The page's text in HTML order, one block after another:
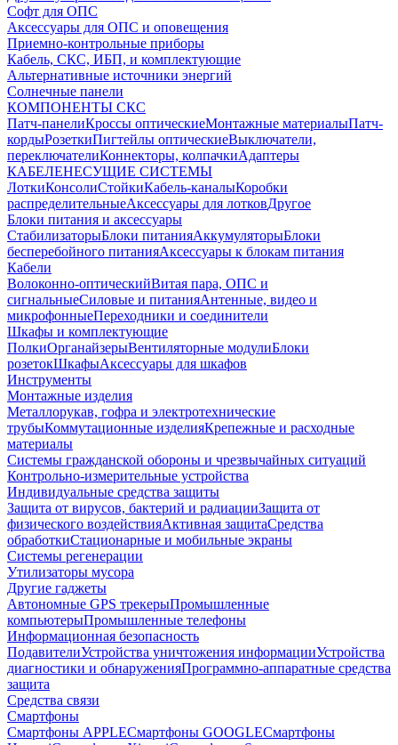
Софт для ОПС
Аксессуары для ОПС и оповещения
Приемно-контрольные приборы
Кабель, СКС, ИБП, и комплектующие
Альтернативные источники энергий
Солнечные панели
КОМПОНЕНТЫ СКС
Патч-панелиКроссы оптическиеМонтажные материалыПатч-
кордыРозеткиПигтейлы оптическиеВыключатели,
переключателиКоннекторы, колпачкиАдаптеры
КАБЕЛЕНЕСУЩИЕ СИСТЕМЫ
ЛоткиКонсолиСтойкиКабель-каналыКоробки
распределительныеАксессуары для лотковДругое
Блоки питания и аксессуары
СтабилизаторыБлоки питанияАккумуляторыБлоки
бесперебойного питанияАксессуары к блокам питания
Кабели
Волоконно-оптическийВитая пара, ОПС и
сигнальныеСиловые и питанияАнтенные, видео и
микрофонныеПереходники и соединители
Шкафы и комплектующие
ПолкиОрганайзерыВентиляторные модулиБлоки
розетокШкафыАксессуары для шкафов
Инструменты
Монтажные изделия
Металлорукав, гофра и электротехнические
трубыКоммутационные изделияКрепежные и расходные
материалы
Системы гражданской обороны и чрезвычайных ситуаций
Контрольно-измерительные устройства
Индивидуальные средства защиты
Защита от вирусов, бактерий и радиацииЗащита от
физического воздействияАктивная защитаСредства
обработкиСтационарные и мобильные экраны
Системы регенерации
Утилизаторы мусора
Другие гаджеты
Автономные GPS трекерыПромышленные
компьютерыПромышленные телефоны
Информационная безопасность
ПодавителиУстройства уничтожения информацииУстройства
диагностики и обнаруженияПрограммно-аппаратные средства
защита
Средства связи
Смартфоны
Смартфоны APPLEСмартфоны GOOGLEСмартфоны